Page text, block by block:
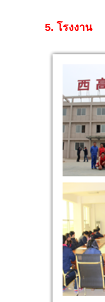
5. โรงงาน